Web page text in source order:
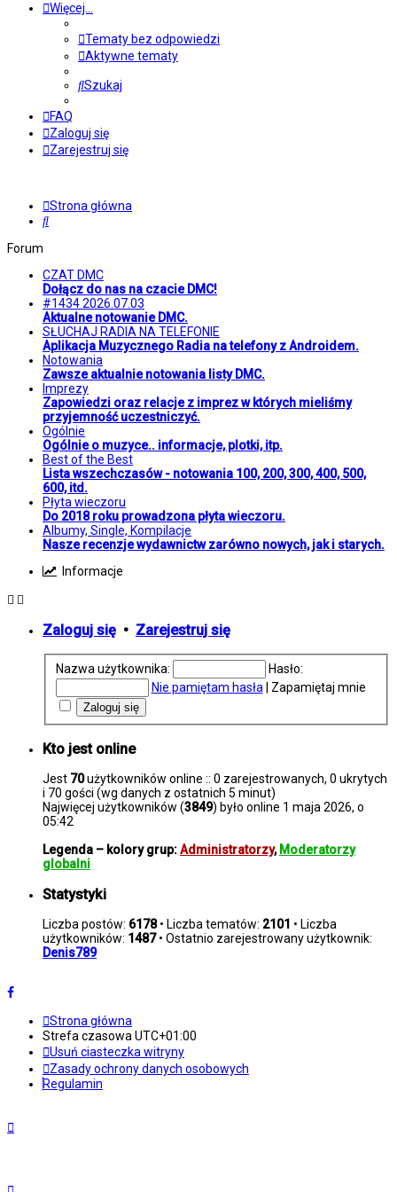
Więcej…
Tematy bez odpowiedzi
Aktywne tematy
Szukaj
FAQ
Zaloguj się
Zarejestruj się
Strona główna
Szukaj
Forum
CZAT DMC
Dołącz do nas na czacie DMC!
#1434 2026.07.03
Aktualne notowanie DMC.
SŁUCHAJ RADIA NA TELEFONIE
Aplikacja Muzycznego Radia na telefony z Androidem.
Notowania
Zawsze aktualnie notowania listy DMC.
Imprezy
Zapowiedzi oraz relacje z imprez w których mieliśmy
przyjemność uczestniczyć.
Ogólnie
Ogólnie o muzyce.. informacje, plotki, itp.
Best of the Best
Lista wszechczasów - notowania 100, 200, 300, 400, 500,
600, itd.
Płyta wieczoru
Do 2018 roku prowadzona płyta wieczoru.
Albumy, Single, Kompilacje
Nasze recenzje wydawnictw zarówno nowych, jak i starych.
Informacje
Zaloguj się • Zarejestruj się
Nazwa użytkownika:
Hasło:
Nie pamiętam hasła
Zapamiętaj mnie
Kto jest online
Jest 70użytkowników online :: 0 zarejestrowanych, 0 ukrytych
i 70 gości (wg danych z ostatnich 5 minut)
Najwięcej użytkowników (3849) było online 1 maja 2026, o
05:42
Legenda – kolory grup:Administratorzy, Moderatorzy
globalni
Statystyki
Liczba postów: 6178• Liczba tematów: 2101 • Liczba
użytkowników: 1487• Ostatnio zarejestrowany użytkownik:
Denis789
Strona główna
Strefa czasowa UTC+01:00
Usuń ciasteczka witryny
Zasady ochrony danych osobowych
Regulamin